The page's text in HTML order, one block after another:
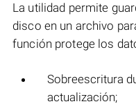
La utilidad permite
disco en un archivo
función protege los
Sobreescritura
actualización;